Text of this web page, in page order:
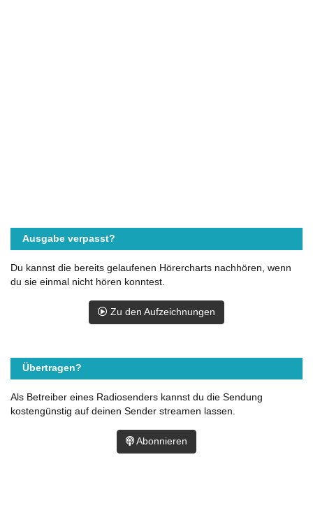
Ausgabe verpasst?
Du kannst die bereits gelaufenen Hörercharts nachhören, wenn
du sie einmal nicht hören konntest.
Zu den Aufzeichnungen
Übertragen?
Als Betreiber eines Radiosenders kannst du die Sendung
kostengünstig auf deinen Sender streamen lassen.
Abonnieren